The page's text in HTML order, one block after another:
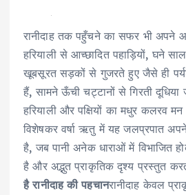
रानीदाह तक पहुँचने का सफर भी अपने
हरियाली से आच्छादित पहाड़ियों, घने
खूबसूरत सड़कों से गुजरते हुए जैसे ही
हैं, सामने ऊँची चट्टानों से गिरती
हरियाली और पक्षियों का मधुर कलरव
विशेषकर वर्षा ऋतु में यह जलप्रपात
है, जब पानी अनेक धाराओं में विभाजित
है और अद्भुत प्राकृतिक दृश्य प्रस्तुत
है रानीदाह की पहचानरानीदाह केवल